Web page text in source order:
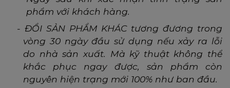
phẩm với khách hàng.
- ĐỔI SẢN PHẨM KHÁC tương đương trong
vòng 30 ngày đầu sử dụng nếu xảy ra lỗi
do nhà sản xuất. Mà kỹ thuật không thể
khắc phục ngay được, sản phẩm còn
nguyên hiện trạng mới 100% như ban đầu.